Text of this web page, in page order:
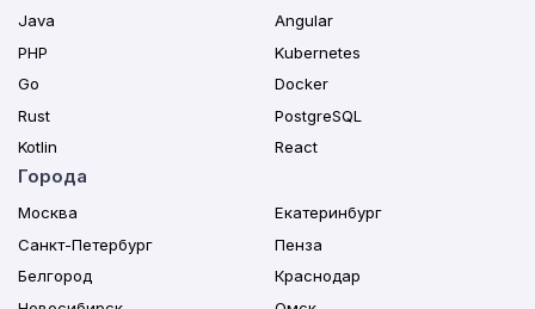
Java
PHP
Go
Rust
Kotlin
Angular
Kubernetes
Docker
PostgreSQL
React
Города
Москва
Санкт-Петербург
Белгород
Екатеринбург
Пенза
Краснодар